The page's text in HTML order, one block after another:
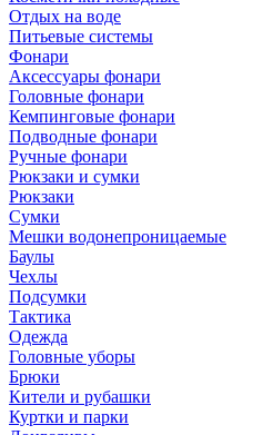
Отдых на воде
Питьевые системы
Фонари
Аксессуары фонари
Головные фонари
Кемпинговые фонари
Подводные фонари
Ручные фонари
Рюкзаки и сумки
Рюкзаки
Сумки
Мешки водонепроницаемые
Баулы
Чехлы
Подсумки
Тактика
Одежда
Головные уборы
Брюки
Кители и рубашки
Куртки и парки